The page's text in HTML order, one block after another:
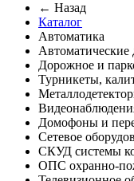
← Назад
Каталог
Автоматика
Автоматические
Дорожное и
Турникеты,
Домофоны и
Сетевое
СКУД системы
ОПС охранно-